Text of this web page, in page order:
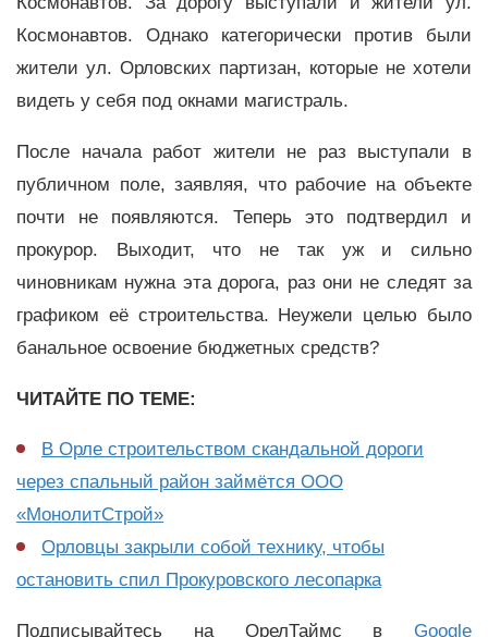
Космонавтов. Однако категорически против были
жители ул. Орловских партизан, которые не хотели
видеть у себя под окнами магистраль.
После начала работ жители не раз выступали в
публичном поле, заявляя, что рабочие на объекте
почти не появляются. Теперь это подтвердил и
прокурор. Выходит, что не так уж и сильно
чиновникам нужна эта дорога, раз они не следят за
графиком её строительства. Неужели целью было
банальное освоение бюджетных средств?
ЧИТАЙТЕ ПО ТЕМЕ:
В Орле строительством скандальной дороги
через спальный район займётся ООО
«МонолитСтрой»
Орловцы закрыли собой технику, чтобы
остановить спил Прокуровского лесопарка
Подписывайтесь на ОрелТаймс в Google